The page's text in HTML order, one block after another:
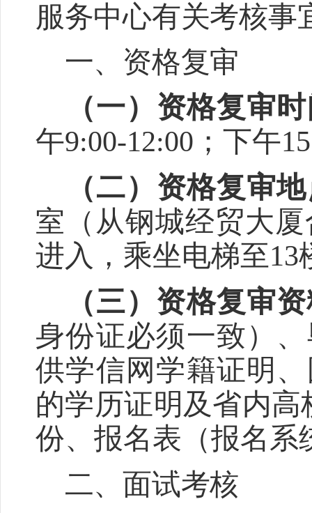
服务中心有关考核事
一、 资格复审
（一）资格复审
午9:00-12:00 ；下午
（二） 资格复审
室 （ 从钢城经贸大
进入，乘坐电梯至13
（三） 资格复审
身份证必须一致）
供学信网学籍证明
的学历证明及省内
份、报名表（报名系
二、面试考核